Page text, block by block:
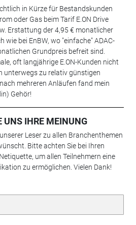
in Kürze für Bestandskunden
oder Gas beim Tarif E.ON Drive
Erstattung der 4,95 € monatlicher
wie bei EnBW, wo "einfache" ADAC-
Grundpreis befreit sind.
oft langjährige E.ON-Kunden nicht
unterwegs zu relativ günstigen
mehreren Anläufen fand mein
Gehör!
UNS IHRE MEINUNG
Leser zu allen Branchenthemen
Bitte achten Sie bei Ihren
um allen Teilnehmern eine
zu ermöglichen. Vielen Dank!